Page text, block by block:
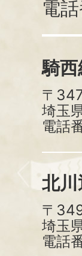
電
騎
〒
埼玉
電話
北
〒
埼玉
電話